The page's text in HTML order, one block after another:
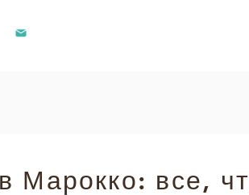
Марокко: все,